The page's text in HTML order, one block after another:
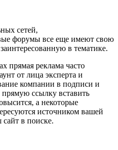
сетей,
форумы все еще имеют свою
в тематике.
прямая реклама часто
от лица эксперта и
компании в подписи и
ссылку вставить
а некоторые
источником вашей
в поиске.